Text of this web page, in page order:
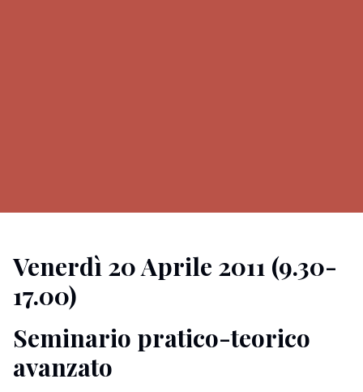
Venerdì 20 Aprile 2011 (9.30-
17.00)
Seminario pratico-teorico
avanzato